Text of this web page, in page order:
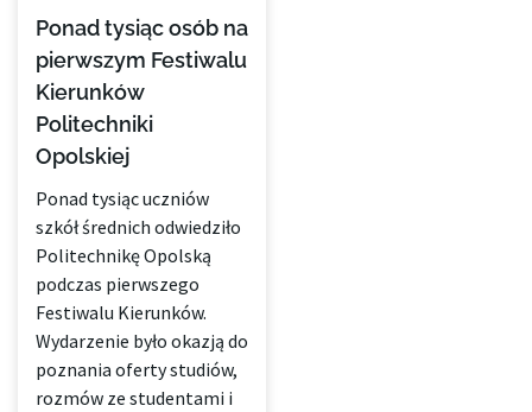
Ponad tysiąc osób na
pierwszym Festiwalu
Kierunków
Politechniki
Opolskiej
Ponad tysiąc uczniów
szkół średnich odwiedziło
Politechnikę Opolską
podczas pierwszego
Festiwalu Kierunków.
Wydarzenie było okazją do
poznania oferty studiów,
rozmów ze studentami i